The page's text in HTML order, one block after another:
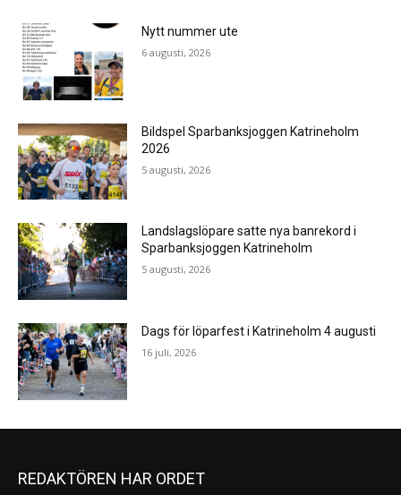
Nytt nummer ute
6 augusti, 2026
Bildspel Sparbanksjoggen Katrineholm
2026
5 augusti, 2026
Landslagslöpare satte nya banrekord i
Sparbanksjoggen Katrineholm
5 augusti, 2026
Dags för löparfest i Katrineholm 4 augusti
16 juli, 2026
REDAKTÖREN HAR ORDET